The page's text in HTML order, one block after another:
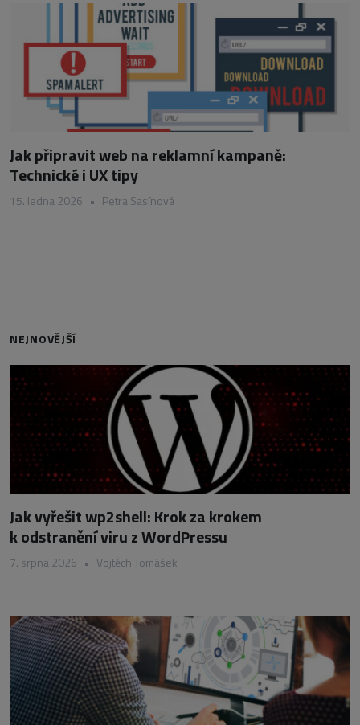
Jak připravit web na reklamní kampaně:
Technické i UX tipy
15. ledna 2026 • Petra Sasínová
NEJNOVĚJŠÍ
Jak vyřešit wp2shell: Krok za krokem
k odstranění viru z WordPressu
7. srpna 2026 • Vojtěch Tomášek